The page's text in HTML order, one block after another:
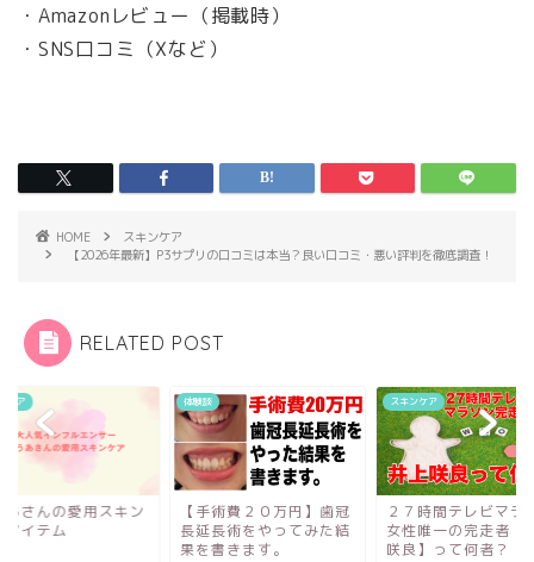
・Amazonレビュー（掲載時）
・SNS口コミ（Xなど）
HOME
スキンケア
【2026年最新】P3サプリの口コミは本当？良い口コミ・悪い評判を徹底調査！
RELATED POST
験談
手術費２０万円】歯冠
延長術をやってみた結
スキンケア
２７時間テレビマラソン
女性唯一の完走者【井上
咲良】って何者？
スキンケア
とうあさんの愛用
ケアアイテム